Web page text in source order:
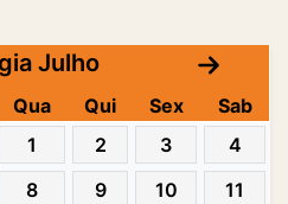
Julho
Qua Qui Sex
Sab
1
2 3
4
8 9 10
11